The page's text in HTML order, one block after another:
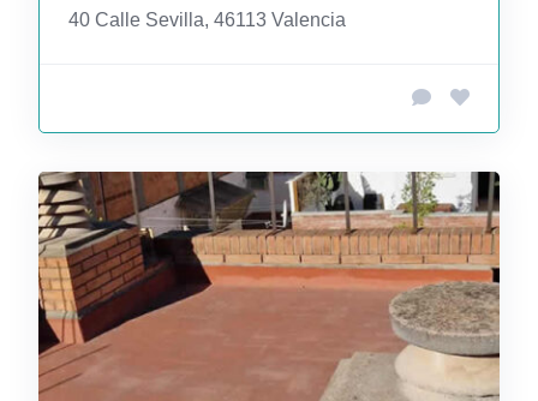
40 Calle Sevilla, 46113 Valencia